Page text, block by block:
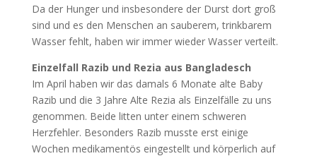
Da der Hunger und insbesondere der Durst dort groß
sind und es den Menschen an sauberem, trinkbarem
Wasser fehlt, haben wir immer wieder Wasser verteilt.
Einzelfall Razib und Rezia aus Bangladesch
Im April haben wir das damals 6 Monate alte Baby
Razib und die 3 Jahre Alte Rezia als Einzelfälle zu uns
genommen. Beide litten unter einem schweren
Herzfehler. Besonders Razib musste erst einige
Wochen medikamentös eingestellt und körperlich auf